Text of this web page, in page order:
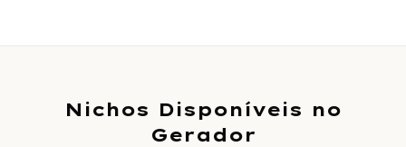
Nichos Disponíveis no
Gerador